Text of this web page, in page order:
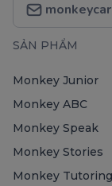
SẢN PHẨM
Monkey Junior
Monkey ABC
Monkey Speak
Monkey Stories
Monkey Tutoring